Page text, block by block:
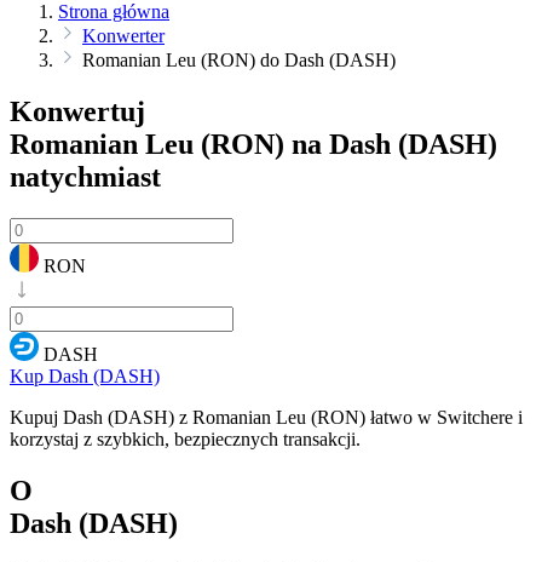
Strona główna
Konwerter
Romanian Leu (RON) do Dash (DASH)
Konwertuj
Romanian Leu (RON) na Dash (DASH)
natychmiast
RON
DASH
Kup Dash (DASH)
Kupuj Dash (DASH) z Romanian Leu (RON) łatwo w Switchere i
korzystaj z szybkich, bezpiecznych transakcji.
O
Dash (DASH)